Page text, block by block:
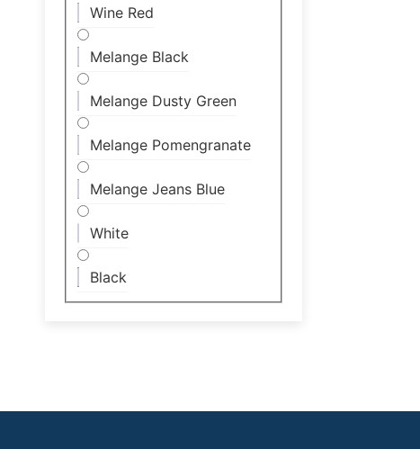
Wine Red
Melange Black
Melange Dusty Green
Melange Pomengranate
Melange Jeans Blue
White
Black